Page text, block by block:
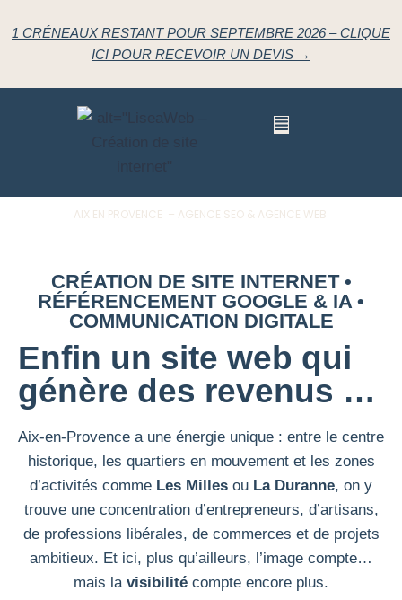
1 CRÉNEAUX RESTANT POUR SEPTEMBRE 2026 – CLIQUE
ICI POUR RECEVOIR UN DEVIS →
AIX EN PROVENCE – AGENCE SEO & AGENCE WEB
CRÉATION DE SITE INTERNET •
RÉFÉRENCEMENT GOOGLE & IA •
COMMUNICATION DIGITALE
Enfin un site web qui
génère des revenus …
Aix-en-Provence a une énergie unique : entre le centre
historique, les quartiers en mouvement et les zones
d’activités comme Les Milles ou La Duranne, on y
trouve une concentration d’entrepreneurs, d’artisans,
de professions libérales, de commerces et de projets
ambitieux. Et ici, plus qu’ailleurs, l’image compte…
mais la visibilité compte encore plus.